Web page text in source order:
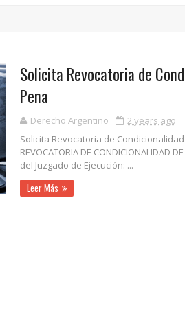
Solicita Revocatoria de
Pena
Derecho Argentino
2 years ago
Solicita Revocatoria de Condicionalidad
REVOCATORIA DE CONDICIONALIDAD
del Juzgado de Ejecución: ...
Leer Más